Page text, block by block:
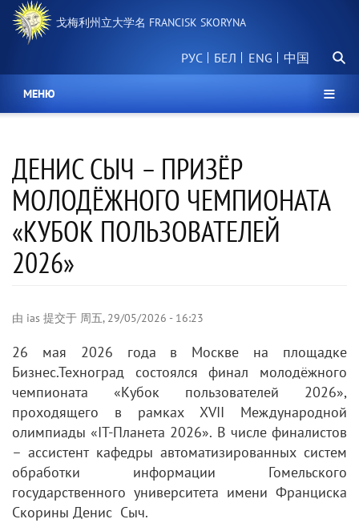
要
戈梅利州立大学名 FRANCISK SKORYNA
РУС БЕЛ 中国
搜
МЕНЮ
ДЕНИС СЫЧ – ПРИЗЁР
МОЛОДЁЖНОГО ЧЕМПИОНАТА
«КУБОК ПОЛЬЗОВАТЕЛЕЙ
2026»
由 ias 提交于 周五, 29/05/2026 - 16:23
26 мая 2026 года в Москве на площадке
Бизнес.Техноград состоялся финал молодёжного
чемпионата «Кубок пользователей 2026»,
проходящего в рамках XVII Международной
олимпиады «IT‑Планета 2026». В числе финалистов
– ассистент кафедры автоматизированных систем
обработки информации Гомельского
государственного университета имени Франциска
Скорины Денис Сыч.